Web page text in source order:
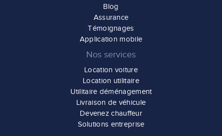
Blog
Assurance
Témoignages
Application mobile
Nos services
Location voiture
Location utilitaire
Utilitaire déménagement
Livraison de véhicule
Devenez chauffeur
Solutions entreprise